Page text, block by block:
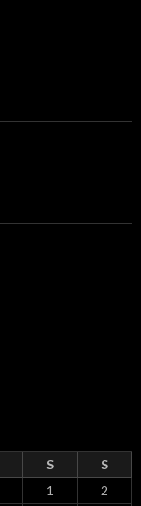
S
S
1
2